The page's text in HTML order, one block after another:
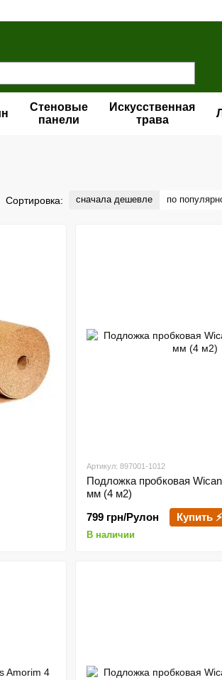
Стеновые
панели
Искусственная
трава
Сортировка: сначала дешевле по
Артикул: 897001-1012
Подложка пробковая
мм (4 м2)
799 грн/Рулон
Купить ⚡
В наличии